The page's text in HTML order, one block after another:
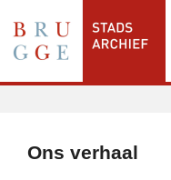
Ons verhaal